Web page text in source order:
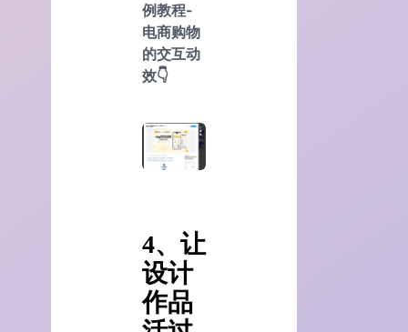
例教程-
电商购物
的交互动
效👇
4、让
设计
作品